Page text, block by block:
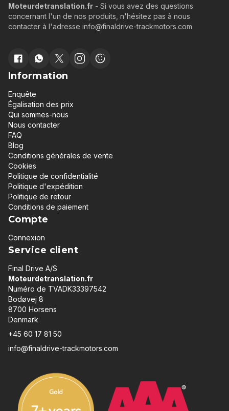
Moteurdetranslation.fr - Si vous avez des questions
concernant l'un de nos produits, n'hésitez pas à nous
contacter à l'adresse info@finaldrive-trackmotors.com
Information
Enquête
Égalisation des prix
Qui sommes-nous
Nous contacter
FAQ
Blog
Conditions générales de vente
Cookies
Politique de confidentialité
Politique d'expédition
Politique de retour
Conditions de paiement
Compte
Connexion
Service client
Final Drive A/S
Moteurdetranslation.fr
Numéro de TVADK33397542
Bodøvej 8
8700 Horsens
Denmark
+45 60 17 81 50
info@finaldrive-trackmotors.com